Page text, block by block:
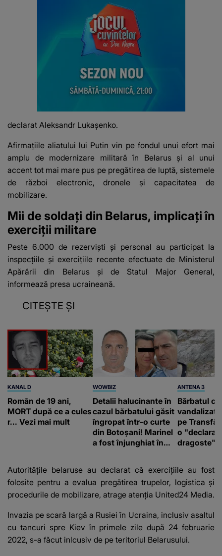
declarat Aleksandr Lukașenko.
Afirmațiile aliatului lui Putin vin pe fondul unui efort mai
amplu de modernizare militară în Belarus și al unui
accent tot mai mare pus pe pregătirea de luptă, sistemele
de război electronic, dronele și capacitatea de
mobilizare.
Mii de soldați din Belarus, implicați în
exerciții militare
Peste 6.000 de rezerviști și personal au participat la
inspecțiile și exercițiile recente efectuate de Ministerul
Apărării din Belarus și de Statul Major General,
informează presa ucraineană.
CITEȘTE ȘI
KANAL D
Român de 19 ani,
MORT după ce a cules
r... Vezi mai mult
WOWBIZ
Detalii halucinante în
cazul bărbatului găsit
îngropat într-o curte
din Botoșani! Marinel
a fost înjunghiat în
suspecți
ANTENA 3
Bărbatul
vandalizat
pe
o
dragoste"
Autoritățile belaruse au declarat că exercițiile au fost
folosite pentru a evalua pregătirea trupelor, logistica și
procedurile de mobilizare, atrage atenția United24 Media.
Invazia pe scară largă a Rusiei în Ucraina, inclusiv asaltul
cu tancuri spre Kiev în primele zile după 24 februarie
2022, s-a făcut inlcusiv de pe teritoriul Belarusului.